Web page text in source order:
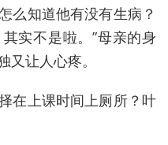
么知道他有没有生病？
实不是啦。”母亲的身
让人心疼。
在上课时间上厕所？叶